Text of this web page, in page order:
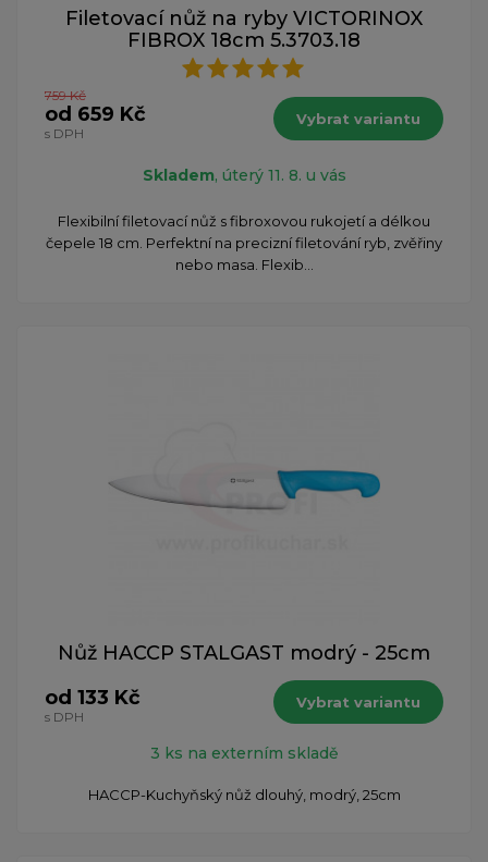
Filetovací nůž na ryby VICTORINOX
FIBROX 18cm 5.3703.18
759 Kč
od 659 Kč
s DPH
Vybrat variantu
Skladem, úterý 11. 8. u vás
Flexibilní filetovací nůž s fibroxovou rukojetí a délkou
čepele 18 cm. Perfektní na precizní filetování ryb, zvěřiny
nebo masa. Flexib...
Nůž HACCP STALGAST modrý - 25cm
od 133 Kč
s DPH
Vybrat variantu
3 ks na externím skladě
HACCP-Kuchyňský nůž dlouhý, modrý, 25cm